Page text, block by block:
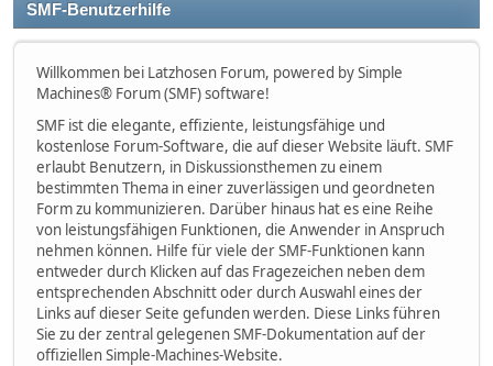
SMF-Benutzerhilfe
Willkommen bei Latzhosen Forum, powered by Simple
Machines® Forum (SMF) software!
SMF ist die elegante, effiziente, leistungsfähige und
kostenlose Forum-Software, die auf dieser Website läuft. SMF
erlaubt Benutzern, in Diskussionsthemen zu einem
bestimmten Thema in einer zuverlässigen und geordneten
Form zu kommunizieren. Darüber hinaus hat es eine Reihe
von leistungsfähigen Funktionen, die Anwender in Anspruch
nehmen können. Hilfe für viele der SMF-Funktionen kann
entweder durch Klicken auf das Fragezeichen neben dem
entsprechenden Abschnitt oder durch Auswahl eines der
Links auf dieser Seite gefunden werden. Diese Links führen
Sie zu der zentral gelegenen SMF-Dokumentation auf der
offiziellen Simple-Machines-Website.